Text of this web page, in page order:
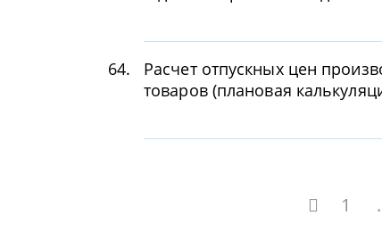
64.
Расчет отпускных цен
товаров (плановая
1